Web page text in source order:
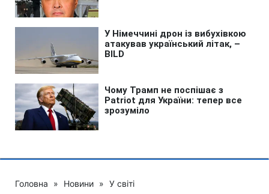
Головна » Новини » У світі